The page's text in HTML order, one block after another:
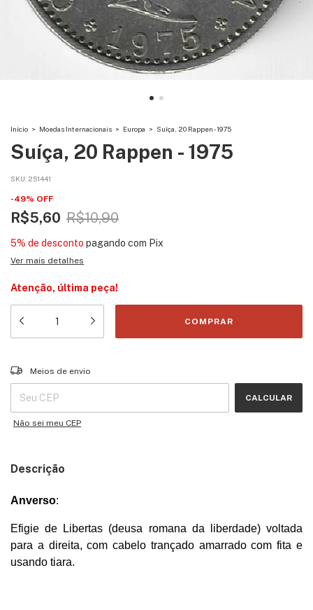
Início > Moedas Internacionais > Europa > Suíça, 20 Rappen - 1975
Suíça, 20 Rappen - 1975
SKU: 251441
-49% OFF
R$5,60 R$10,90
5% de desconto pagando com Pix
Ver mais detalhes
Atenção, última peça!
Entregas para o CEP:
Meios de envio
CALCULAR
Não sei meu CEP
Descrição
Anverso:
Efigie de Libertas (deusa romana da liberdade) voltada
para a direita, com cabelo trançado amarrado com fita e
usando tiara.